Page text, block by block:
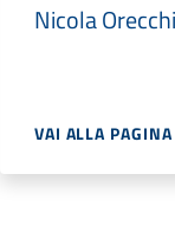
Nicola
VAI ALLA PAGINA